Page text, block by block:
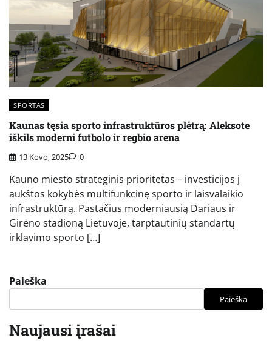
SPORTAS
Kaunas tęsia sporto infrastruktūros plėtrą: Aleksote
iškils moderni futbolo ir regbio arena
13 Kovo, 2025 0
Kauno miesto strateginis prioritetas – investicijos į
aukštos kokybės multifunkcinę sporto ir laisvalaikio
infrastruktūrą. Pastačius moderniausią Dariaus ir
Girėno stadioną Lietuvoje, tarptautinių standartų
irklavimo sporto […]
Paieška
Paieška
Naujausi įrašai